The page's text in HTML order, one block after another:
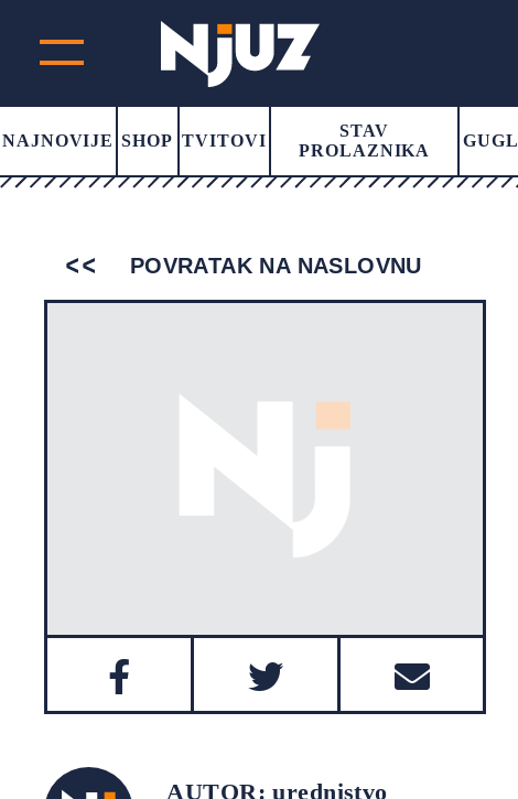
NAJNOVIJE SHOP TVITOVI
STAV
PROLAZNIKA
GUGL
POVRATAK NA NASLOVNU
AUTOR: urednistvo